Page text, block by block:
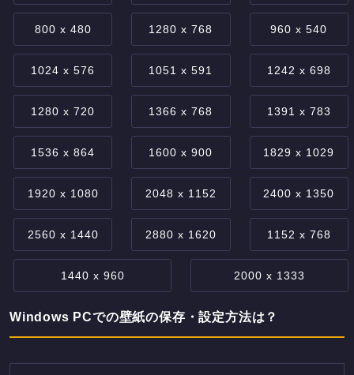
800 x 480 1280 x 768 960 x 540
1024 x 576 1051 x 591 1242 x 698
1280 x 720 1366 x 768 1391 x 783
1536 x 864 1600 x 900 1829 x 1029
1920 x 1080 2048 x 1152 2400 x 1350
2560 x 1440 2880 x 1620 1152 x 768
1440 x 960 2000 x 1333
Windows PCでの壁紙の保存・設定方法は？